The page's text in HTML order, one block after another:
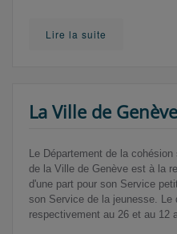
Lire la suite
La Ville de
Le Département de la
de la Ville de Genève est à la
d'une part pour son Service
son Service de la jeunesse.
respectivement au 26 et au 12